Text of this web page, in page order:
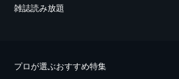
雑誌読み放題
プロが選ぶおすすめ特集